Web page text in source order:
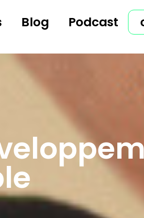
Blog Podcast